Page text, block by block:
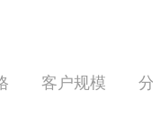
客户规模 分